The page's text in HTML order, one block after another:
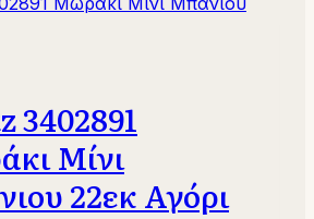
3402891
Μίνι
22εκ Αγόρι